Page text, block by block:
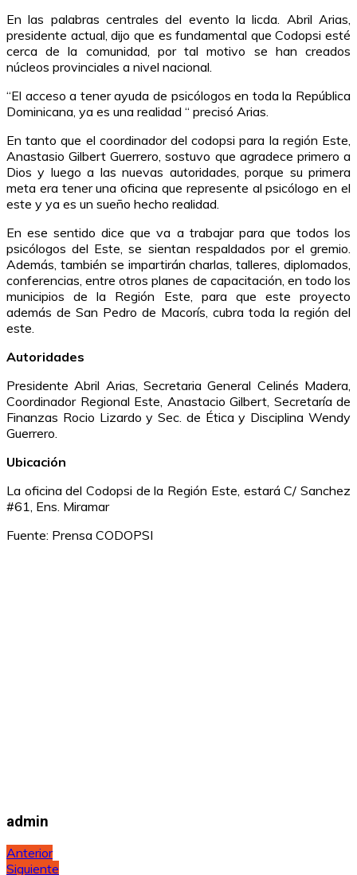
En las palabras centrales del evento la licda. Abril Arias,
presidente actual, dijo que es fundamental que Codopsi esté
cerca de la comunidad, por tal motivo se han creados
núcleos provinciales a nivel nacional.
“El acceso a tener ayuda de psicólogos en toda la República
Dominicana, ya es una realidad “ precisó Arias.
En tanto que el coordinador del codopsi para la región Este,
Anastasio Gilbert Guerrero, sostuvo que agradece primero a
Dios y luego a las nuevas autoridades, porque su primera
meta era tener una oficina que represente al psicólogo en el
este y ya es un sueño hecho realidad.
En ese sentido dice que va a trabajar para que todos los
psicólogos del Este, se sientan respaldados por el gremio.
Además, también se impartirán charlas, talleres, diplomados,
conferencias, entre otros planes de capacitación, en todo los
municipios de la Región Este, para que este proyecto
además de San Pedro de Macorís, cubra toda la región del
este.
Autoridades
Presidente Abril Arias, Secretaria General Celinés Madera,
Coordinador Regional Este, Anastacio Gilbert, Secretaría de
Finanzas Rocio Lizardo y Sec. de Ética y Disciplina Wendy
Guerrero.
Ubicación
La oficina del Codopsi de la Región Este, estará C/ Sanchez
#61, Ens. Miramar
Fuente: Prensa CODOPSI
admin
Navegación
Anterior
Siguiente